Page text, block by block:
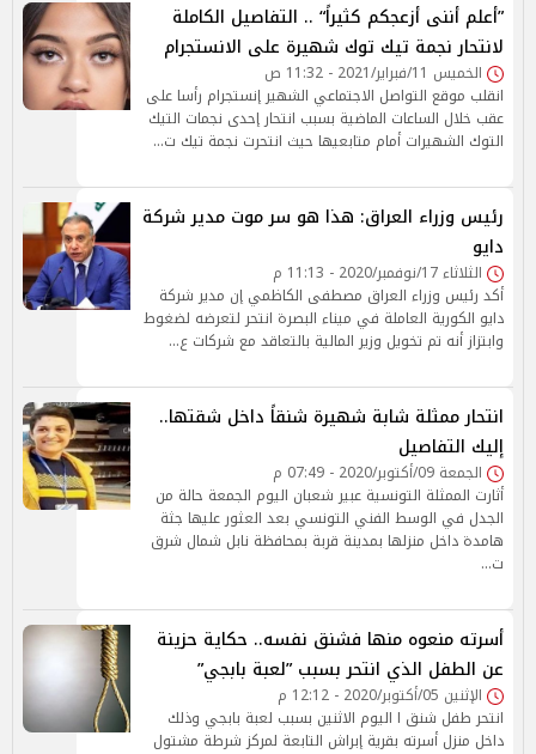
”أعلم أننى أزعجكم كثيراً“ .. التفاصيل الكاملة
لانتحار نجمة تيك توك شهيرة على الانستجرام
الخميس 11/فبراير/2021 - 11:32 ص
انقلب موقع التواصل الاجتماعي الشهير إنستجرام رأسا على
عقب خلال الساعات الماضية بسبب انتحار إحدى نجمات التيك
التوك الشهيرات أمام متابعيها حيث انتحرت نجمة تيك ت…
رئيس وزراء العراق: هذا هو سر موت مدير شركة
دايو
الثلاثاء 17/نوفمبر/2020 - 11:13 م
أكد رئيس وزراء العراق مصطفى الكاظمي إن مدير شركة
دايو الكورية العاملة في ميناء البصرة انتحر لتعرضه لضغوط
وابتزاز أنه تم تخويل وزير المالية بالتعاقد مع شركات ع…
انتحار ممثلة شابة شهيرة شنقاً داخل شقتها..
إليك التفاصيل
الجمعة 09/أكتوبر/2020 - 07:49 م
أثارت الممثلة التونسية عبير شعبان اليوم الجمعة حالة من
الجدل في الوسط الفني التونسي بعد العثور عليها جثة
هامدة داخل منزلها بمدينة قربة بمحافظة نابل شمال شرق
ت…
أسرته منعوه منها فشنق نفسه.. حكاية حزينة
عن الطفل الذي انتحر بسبب ”لعبة بابجي”
الإثنين 05/أكتوبر/2020 - 12:12 م
انتحر طفل شنق ا اليوم الاثنين بسبب لعبة بابجي وذلك
داخل منزل أسرته بقرية إبراش التابعة لمركز شرطة مشتول